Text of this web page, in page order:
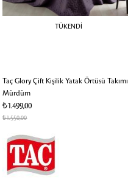
TÜKENDI
Taç Glory Çift Kişilik Yatak Örtüsü Takımı
Mürdüm
₺1.499,00
₺1.550,00